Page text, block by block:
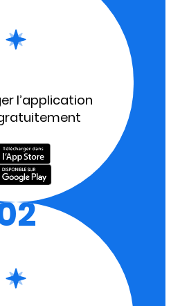
l’application